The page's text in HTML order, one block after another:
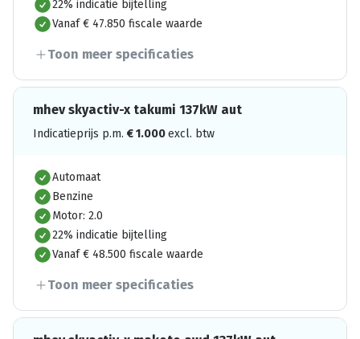
22% indicatie bijtelling
Vanaf € 47.850 fiscale waarde
Toon meer specificaties
mhev skyactiv-x takumi 137kW aut
Indicatieprijs p.m. €1.000excl. btw
Automaat
Benzine
Motor: 2.0
22% indicatie bijtelling
Vanaf € 48.500 fiscale waarde
Toon meer specificaties